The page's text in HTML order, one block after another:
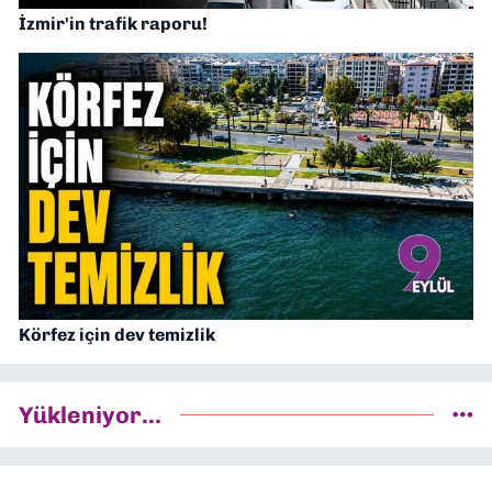
İzmir'in trafik raporu!
Körfez için dev temizlik
Yükleniyor...